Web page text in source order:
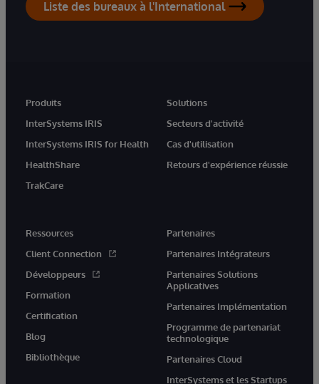
Liste des bureaux à l'International
Produits
InterSystems IRIS
InterSystems IRIS for Health
HealthShare
TrakCare
Solutions
Secteurs d'activité
Cas d'utilisation
Retours d'expérience réussie
Ressources
Client Connection
Développeurs
Formation
Certification
Blog
Bibliothèque
Partenaires
Partenaires Intégrateurs
Partenaires Solutions
Applicatives
Partenaires Implémentation
Programme de partenariat
technologique
Partenaires Cloud
InterSystems et les Startups